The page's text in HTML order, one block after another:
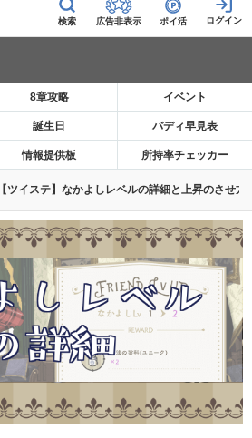
広告非表示 ポイ活
8章攻略 イベント
誕生日 バディ早見表
情報提供板 所持率チェッカー
【ツイステ】なかよしレベルの詳細と上昇のさせ方